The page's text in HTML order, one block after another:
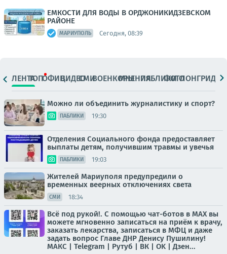
ЕМКОСТИ ДЛЯ ВОДЫ В ОРДЖОНИКИДЗЕВСКОМ
РАЙОНЕ
МАРИУПОЛЬ Сегодня, 08:39
ЛЕНТАТОПОФИЦ.ВИДЕОСМИВОЕНКОРЫМНЕНИЯПАБЛИКИ
ФОТОЛОНГРИДЫ
Можно ли объединить журналистику и спорт?
ПАБЛИКИ 19:30
Отделения Социального фонда предоставляет
выплаты детям, получившим травмы и увечья
ПАБЛИКИ 19:03
Жителей Мариуполя предупредили о
временных веерных отключениях света
СМИ 18:34
Всё под рукой!. С помощью чат-ботов в МАХ вы
можете мгновенно записаться на приём к врачу,
заказать лекарства, записаться в МФЦ и даже
задать вопрос Главе ДНР Денису Пушилину!
МАКС | Telegram | Рутуб | ВК | OK | Дзен...